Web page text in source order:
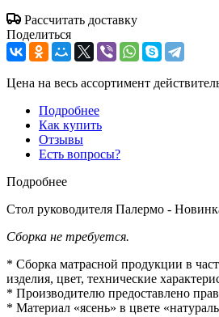
Рассчитать доставку
Поделиться
Цена на весь ассортимент
Подробнее
Как купить
Отзывы
Есть вопросы?
Подробнее
Стол руководителя Палермо -
Сборка не требуется.
* Сборка матрасной продукции в
изделия, цвет, технические
* Производителю предоставлено
* Материал «ясень» в цвете